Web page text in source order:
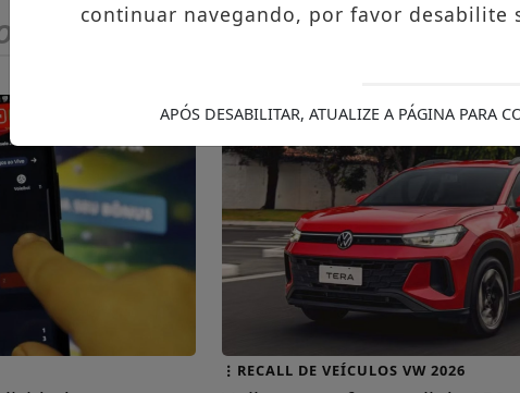
RECALL DE VEÍCULOS VW 2026
continuar navegando, por favor desabilite
APÓS DESABILITAR, ATUALIZE A PÁGINA PARA